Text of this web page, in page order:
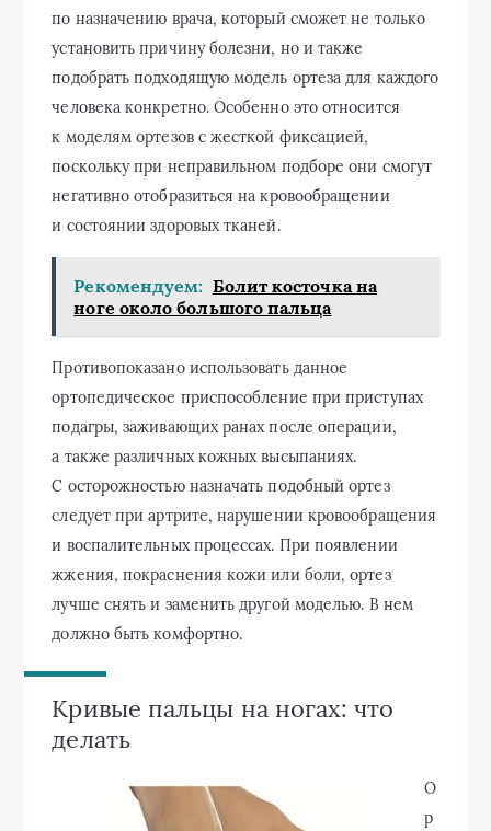
по назначению врача, который сможет не только
установить причину болезни, но и также
подобрать подходящую модель ортеза для каждого
человека конкретно. Особенно это относится
к моделям ортезов с жесткой фиксацией,
поскольку при неправильном подборе они смогут
негативно отобразиться на кровообращении
и состоянии здоровых тканей.
Рекомендуем: Болит косточка на
ноге около большого пальца
Противопоказано использовать данное
ортопедическое приспособление при приступах
подагры, заживающих ранах после операции,
а также различных кожных высыпаниях.
С осторожностью назначать подобный ортез
следует при артрите, нарушении кровообращения
и воспалительных процессах. При появлении
жжения, покраснения кожи или боли, ортез
лучше снять и заменить другой моделью. В нем
должно быть комфортно.
Кривые пальцы на ногах: что
делать
О
р